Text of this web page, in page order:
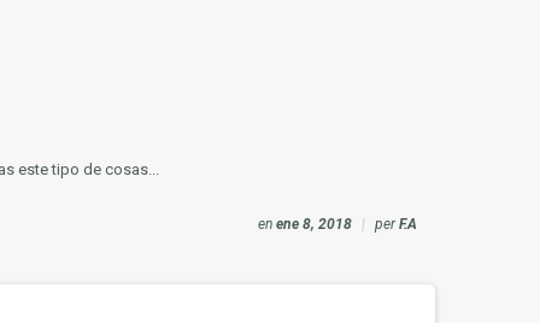
este tipo de cosas...
en ene 8, 2018 | perF.A